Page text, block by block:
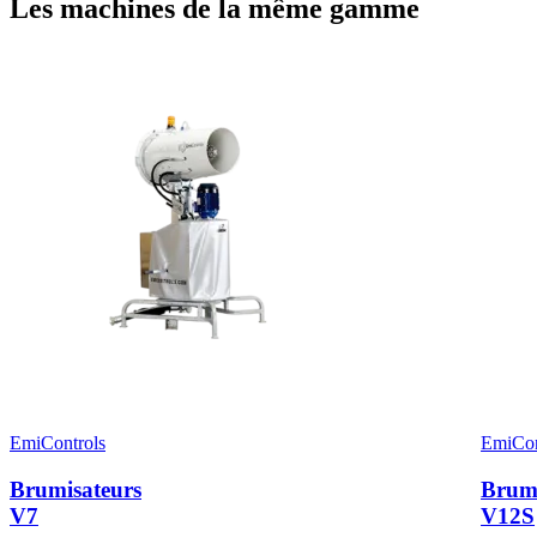
Les machines de la même gamme
EmiControls
Brumisateurs
V7
V12S